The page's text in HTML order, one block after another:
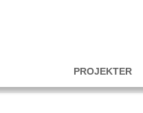
PROJEKTER